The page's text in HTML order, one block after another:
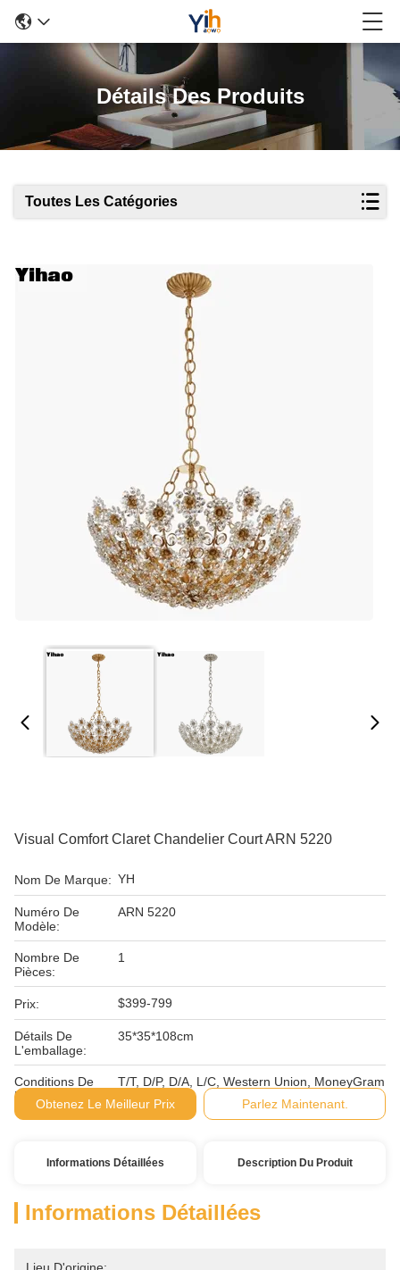
Détails Des Produits
Toutes Les Catégories
Visual Comfort Claret Chandelier Court ARN 5220
Nom De Marque: YH
Numéro De
Modèle:
ARN 5220
Nombre De
Pièces:
1
Prix: $399-799
Détails De
L'emballage:
35*35*108cm
Conditions De
Paiement:
T/T, D/P, D/A, L/C, Western Union, MoneyGram
Obtenez Le Meilleur Prix
Parlez Maintenant.
Informations Détaillées Description Du Produit
Informations Détaillées